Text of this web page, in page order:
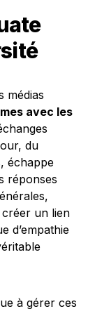
médias
avec les
du
échappe
réponses
créer un lien
d’empathie
à gérer ces